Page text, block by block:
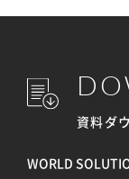
資料ダ
WORLD